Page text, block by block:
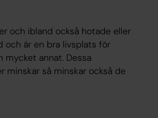
och ibland också hotade eller
och är en bra livsplats för
mycket annat. Dessa
minskar så minskar också de